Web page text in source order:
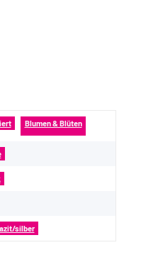
Blumen & Blüten
silber